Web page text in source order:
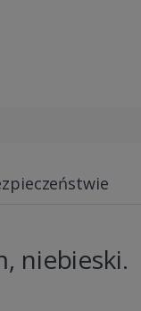
niebieski.